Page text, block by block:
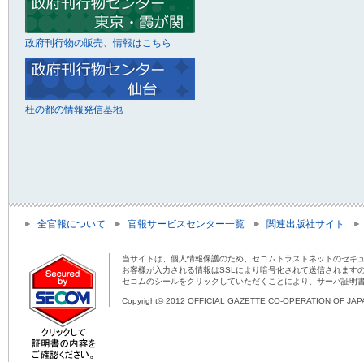
政府刊行物の販売、情報はこちら
杜の都の情報発信基地
全官報について 官報サービスセンター一覧 関連出版社サイト
当サイトは、個人情報保護のため、セコムトラストネットのセキ
お客様が入力される情報はSSLにより暗号化されて送信されま
セコムのシールをクリックしていただくことにより、サーバ証明
Copyright© 2012 OFFICIAL GAZETTE CO-OPERATION OF